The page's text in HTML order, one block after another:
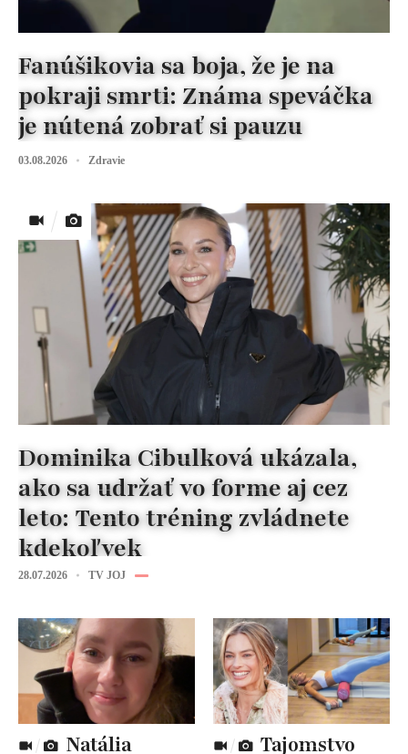
Fanúšikovia sa boja, že je na
pokraji smrti: Známa speváčka
je nútená zobrať si pauzu
03.08.2026 Zdravie
Dominika Cibulková ukázala,
ako sa udržať vo forme aj cez
leto: Tento tréning zvládnete
kdekoľvek
28.07.2026 TV JOJ